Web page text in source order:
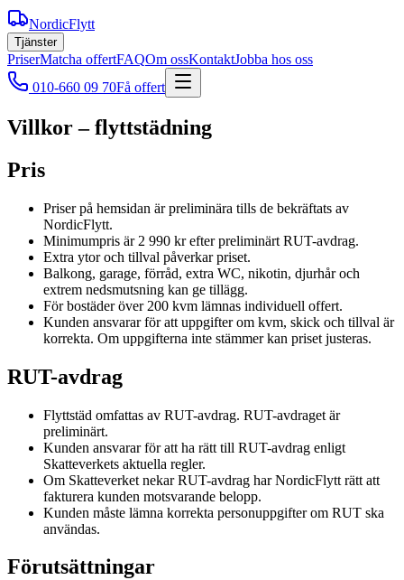
NordicFlytt
Tjänster
PriserMatcha offertFAQOm ossKontaktJobba hos oss
010-660 09 70Få offert
Villkor – flyttstädning
Pris
Priser på hemsidan är preliminära tills de bekräftats av
NordicFlytt.
Minimumpris är 2 990 kr efter preliminärt RUT-avdrag.
Extra ytor och tillval påverkar priset.
Balkong, garage, förråd, extra WC, nikotin, djurhår och
extrem nedsmutsning kan ge tillägg.
För bostäder över 200 kvm lämnas individuell offert.
Kunden ansvarar för att uppgifter om kvm, skick och tillval är
korrekta. Om uppgifterna inte stämmer kan priset justeras.
RUT-avdrag
Flyttstäd omfattas av RUT-avdrag. RUT-avdraget är
preliminärt.
Kunden ansvarar för att ha rätt till RUT-avdrag enligt
Skatteverkets aktuella regler.
Om Skatteverket nekar RUT-avdrag har NordicFlytt rätt att
fakturera kunden motsvarande belopp.
Kunden måste lämna korrekta personuppgifter om RUT ska
användas.
Förutsättningar